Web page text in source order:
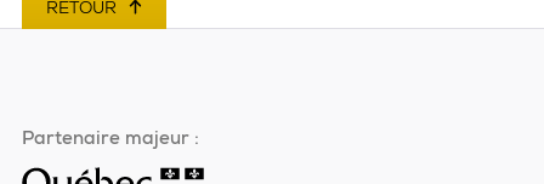
RETOUR EN HAUT DE PAGE
Partenaire majeur :